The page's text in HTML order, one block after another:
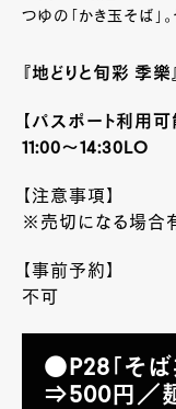
つゆの「かき玉そば」
『地どりと旬彩 季樂』
【パスポート利用可
11:00～14:30LO
【注意事項】
※売切になる場合
【事前予約】
不可
●P28「そば
⇒500円／